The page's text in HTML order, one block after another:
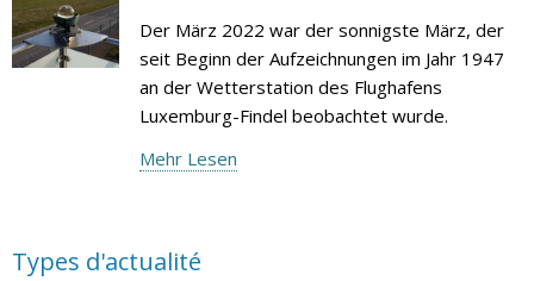
Der März 2022 war der sonnigste März, der
seit Beginn der Aufzeichnungen im Jahr 1947
an der Wetterstation des Flughafens
Luxemburg-Findel beobachtet wurde.
Mehr Lesen
Types d'actualité